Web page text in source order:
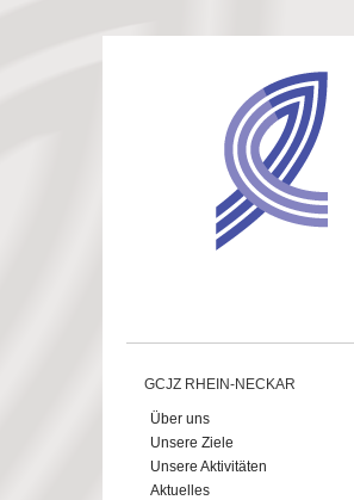
GCJZ RHEIN-NECKAR
Über uns
Unsere Ziele
Unsere Aktivitäten
Aktuelles